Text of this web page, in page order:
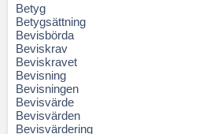
Betyg
Betygsättning
Bevisbörda
Beviskrav
Beviskravet
Bevisning
Bevisningen
Bevisvärde
Bevisvärden
Bevisvärdering